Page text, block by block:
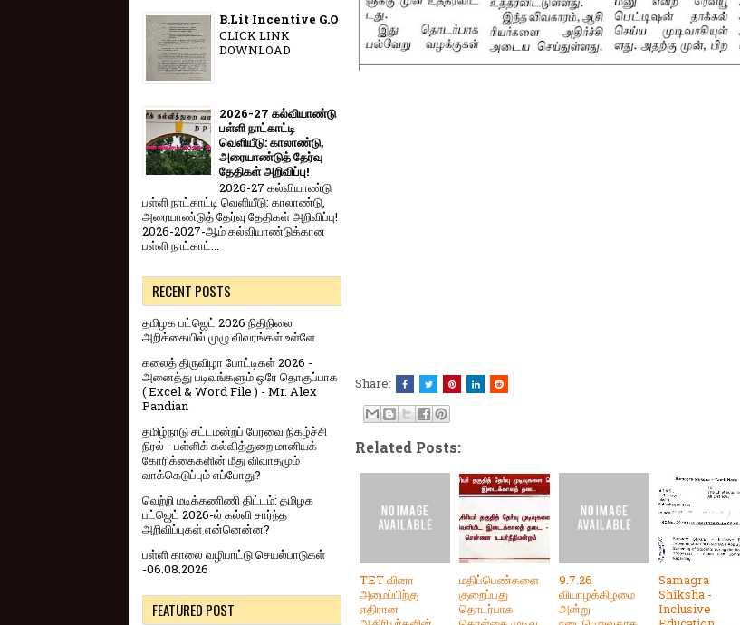
Share:
Related Posts:
TET வினா
அமைப்பிற்கு
எதிரான
மதிப்பெண்களை
குறைப்பது
தொடர்பாக
9.7.26
வியாழக்கிழமை
அன்று
Samagra
Shiksha -
Inclusive
B.Lit Incentive G.O
CLICK LINK
DOWNLOAD
2026-27 கல்வியாண்டு
பள்ளி நாட்காட்டி
வெளியீடு: காலாண்டு,
அரையாண்டுத் தேர்வு
தேதிகள் அறிவிப்பு!
2026-27 கல்வியாண்டு
பள்ளி நாட்காட்டி வெளியீடு: காலாண்டு,
அரையாண்டுத் தேர்வு தேதிகள் அறிவிப்பு!
2026-2027-ஆம் கல்வியாண்டுக்கான
பள்ளி நாட்காட்...
RECENT POSTS
தமிழக பட்ஜெட் 2026 நிதிநிலை
அறிக்கையில் முழு விவரங்கள் உள்ளே
கலைத் திருவிழா போட்டிகள் 2026 -
அனைத்து படிவங்களும் ஒரே தொகுப்பாக
( Excel & Word File ) - Mr. Alex
Pandian
தமிழ்நாடு சட்டமன்றப் பேரவை நிகழ்ச்சி
நிரல் - பள்ளிக் கல்வித்துறை மானியக்
கோரிக்கைகளின் மீது விவாதமும்
வாக்கெடுப்பும் எப்போது?
வெற்றி மடிக்கணிணி திட்டம்: தமிழக
பட்ஜெட் 2026-ல் கல்வி சார்ந்த
அறிவிப்புகள் என்னென்ன?
பள்ளி காலை வழிபாட்டு செயல்பாடுகள்
-06.08.2026
FEATURED POST